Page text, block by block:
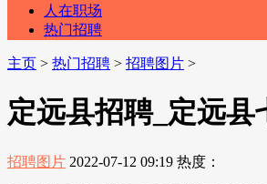
人在职场
热门招聘
主页 > 热门招聘 > 招聘图片 >
定远县招聘_定远
招聘图片 2022-07-12 09:19 热度：